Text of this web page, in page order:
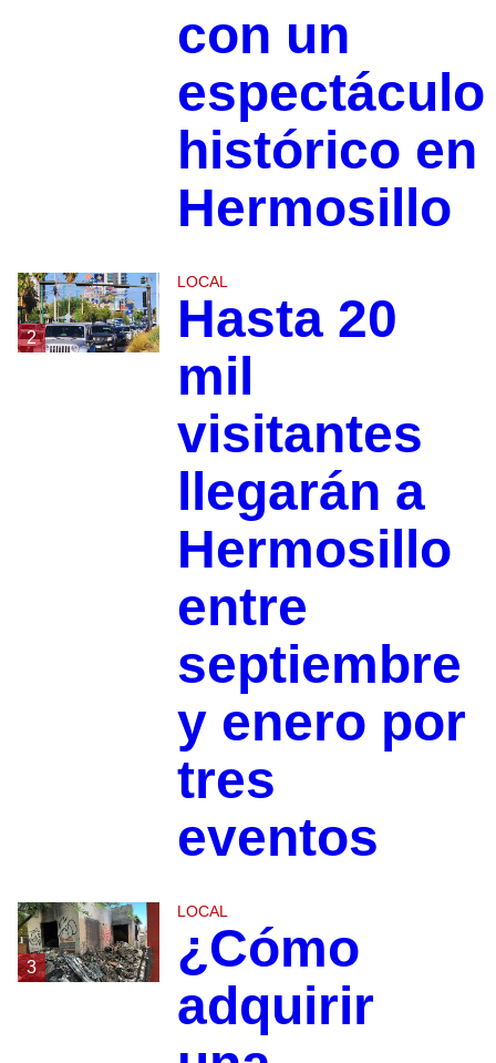
con un
espectáculo
histórico en
Hermosillo
2
LOCAL
Hasta 20
mil
visitantes
llegarán a
Hermosillo
entre
septiembre
y enero por
tres
eventos
3
LOCAL
¿Cómo
adquirir